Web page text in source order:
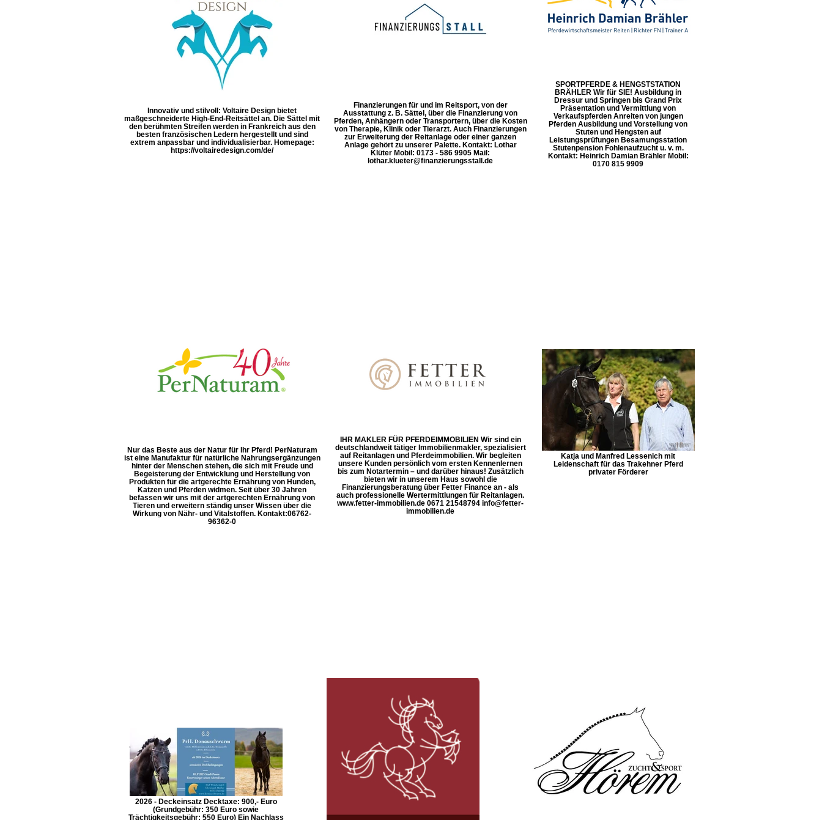
Innovativ und stilvoll: Voltaire Design bietet
maßgeschneiderte High-End-Reitsättel an. Die Sättel mit
den berühmten Streifen werden in Frankreich aus den
besten französischen Ledern hergestellt und sind
extrem anpassbar und individualisierbar. Homepage:
https://voltairedesign.com/de/
Finanzierungen für und im Reitsport, von der
Ausstattung z. B. Sättel, über die Finanzierung von
Pferden, Anhängern oder Transportern, über die Kosten
von Therapie, Klinik oder Tierarzt. Auch Finanzierungen
zur Erweiterung der Reitanlage oder einer ganzen
Anlage gehört zu unserer Palette. Kontakt: Lothar
Klüter Mobil: 0173 - 586 9905 Mail:
lothar.klueter@finanzierungsstall.de
SPORTPFERDE & HENGSTSTATION
BRÄHLER Wir für SIE! Ausbildung in
Dressur und Springen bis Grand Prix
Präsentation und Vermittlung von
Verkaufspferden Anreiten von jungen
Pferden Ausbildung und Vorstellung von
Stuten und Hengsten auf
Leistungsprüfungen Besamungsstation
Stutenpension Fohlenaufzucht u. v. m.
Kontakt: Heinrich Damian Brähler Mobil:
0170 815 9909
Nur das Beste aus der Natur für Ihr Pferd! PerNaturam
ist eine Manufaktur für natürliche Nahrungsergänzungen
hinter der Menschen stehen, die sich mit Freude und
Begeisterung der Entwicklung und Herstellung von
Produkten für die artgerechte Ernährung von Hunden,
Katzen und Pferden widmen. Seit über 30 Jahren
befassen wir uns mit der artgerechten Ernährung von
Tieren und erweitern ständig unser Wissen über die
Wirkung von Nähr- und Vitalstoffen. Kontakt: ​06762-
96362-0
IHR MAKLER FÜR PFERDEIMMOBILIEN Wir sind ein
deutschlandweit tätiger Immobilienmakler, spezialisiert
auf Reitanlagen und Pferdeimmobilien. Wir begleiten
unsere Kunden persönlich vom ersten Kennenlernen
bis zum Notartermin – und darüber hinaus! Zusätzlich
bieten wir in unserem Haus sowohl die
Finanzierungsberatung über Fetter Finance an - als
auch professionelle Wertermittlungen für Reitanlagen.
www.fetter-immobilien.de 0671 21548794 info@fetter-
immobilien.de
Katja und Manfred Lessenich mit
Leidenschaft für das Trakehner Pferd
privater Förderer
2026 - Deckeinsatz Decktaxe: 900,- Euro
(Grundgebühr: 350 Euro sowie
Trächtigkeitsgebühr: 550 Euro) Ein Nachlass